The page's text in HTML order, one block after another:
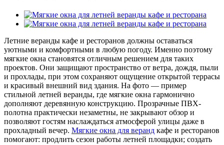
Летние веранды кафе и ресторанов должны оставаться
уютными и комфортными в любую погоду. Именно поэтому
мягкие окна становятся отличным решением для таких
проектов. Они защищают пространство от ветра, дождя, пыли
и прохлады, при этом сохраняют ощущение открытой террасы
и красивый внешний вид здания. На фото — пример
стильной летней веранды, где мягкие окна гармонично
дополняют деревянную конструкцию. Прозрачные ПВХ-
полотна практически незаметны, не закрывают обзор и
позволяют гостям наслаждаться атмосферой улицы даже в
прохладный вечер. Мягкие окна для веранд кафе и ресторанов
помогают: продлить сезон работы летней площадки; создать